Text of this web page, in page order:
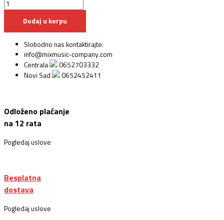
Dodaj u korpu
Slobodno nas kontaktirajte:
info@mixmusic-company.com
Centrala
0652703332
Novi Sad
0652452411
Odloženo plaćanje
na 12 rata
Pogledaj uslove
Besplatna
dostava
Pogledaj uslove